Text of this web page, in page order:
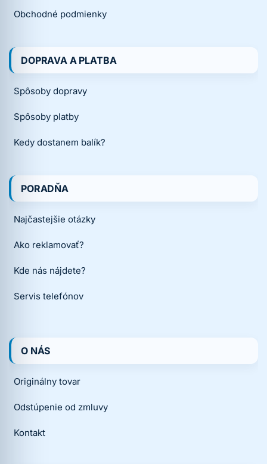
Obchodné podmienky
DOPRAVA A PLATBA
Spôsoby dopravy
Spôsoby platby
Kedy dostanem balík?
PORADŇA
Najčastejšie otázky
Ako reklamovať?
Kde nás nájdete?
Servis telefónov
O NÁS
Originálny tovar
Odstúpenie od zmluvy
Kontakt